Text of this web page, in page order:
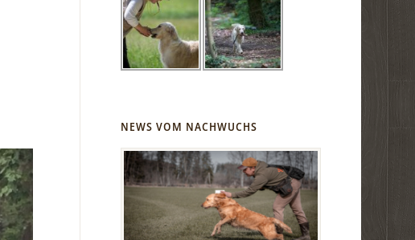
NEWS VOM NACHWUCHS